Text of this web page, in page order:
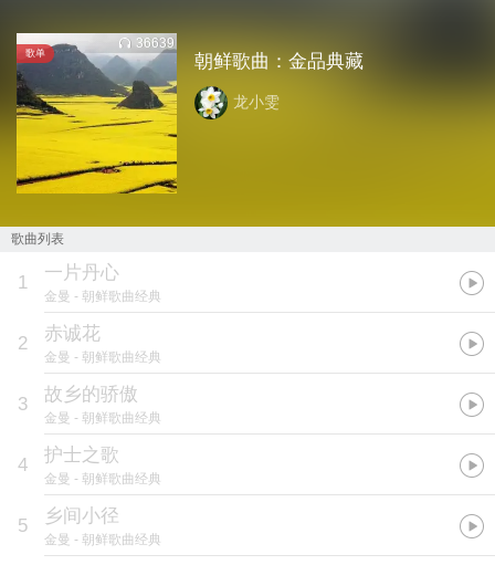
歌单
36639
朝鲜歌曲：金品典藏
龙小雯
歌曲列表
1 一片丹心
金曼 - 朝鲜歌曲经典
2 赤诚花
金曼 - 朝鲜歌曲经典
3 故乡的骄傲
金曼 - 朝鲜歌曲经典
4 护士之歌
金曼 - 朝鲜歌曲经典
5 乡间小径
金曼 - 朝鲜歌曲经典